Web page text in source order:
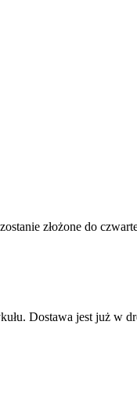
złożone do
Dostawa jest już w